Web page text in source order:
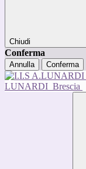
Chiudi
Conferma
Annulla Conferma
LUNARDI Brescia